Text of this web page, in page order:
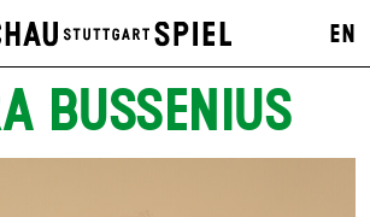
EN
BUSSENIUS